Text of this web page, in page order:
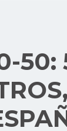
50: